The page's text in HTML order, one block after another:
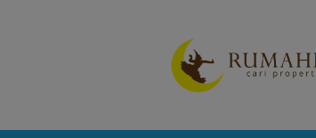
Berita
Properti
Terkini